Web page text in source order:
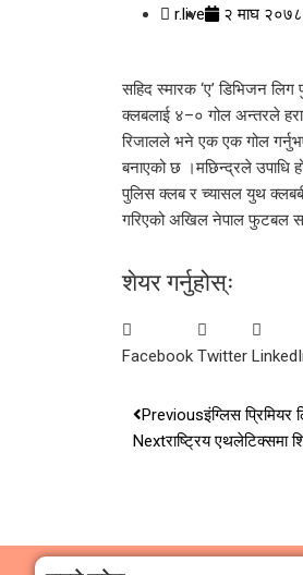
r.live २ माघ
सहिद स्मारक ‘ए’ डिभिजन
क्लबलाई ४–० गोल अन्तरले
रिजालले भने एक एक गोल
बनाएको छ ।मछिन्द्रले उपाधि
पुलिस क्लब र च्यासल युथ
गरिएको अखिल नेपाल फुटबल
शेयर गर्नुहोस्ः
Facebook Twitter
Previousइंग्लिस
Nextराष्ट्रिय एथलेटिक्समा